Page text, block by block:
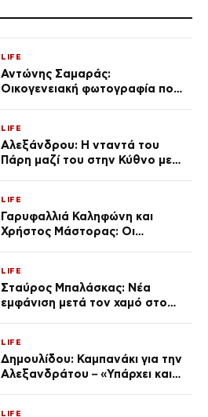
LIFE
Αντώνης Σαμαράς:
Οικογενειακή φωτογραφία που
Λένας
LIFE
Αλεξάνδρου: Η νταντά του
Πάρη μαζί του στην Κύθνο με
LIFE
Γαρυφαλλιά Καληφώνη και
Χρήστος Μάστορας: Οι
απαρατήρητη
LIFE
Σταύρος Μπαλάσκας: Νέα
εμφάνιση μετά τον χαμό στο
LIFE
Δημουλίδου: Καμπανάκι για την
Αλεξανδράτου – «Υπάρχει και
LIFE